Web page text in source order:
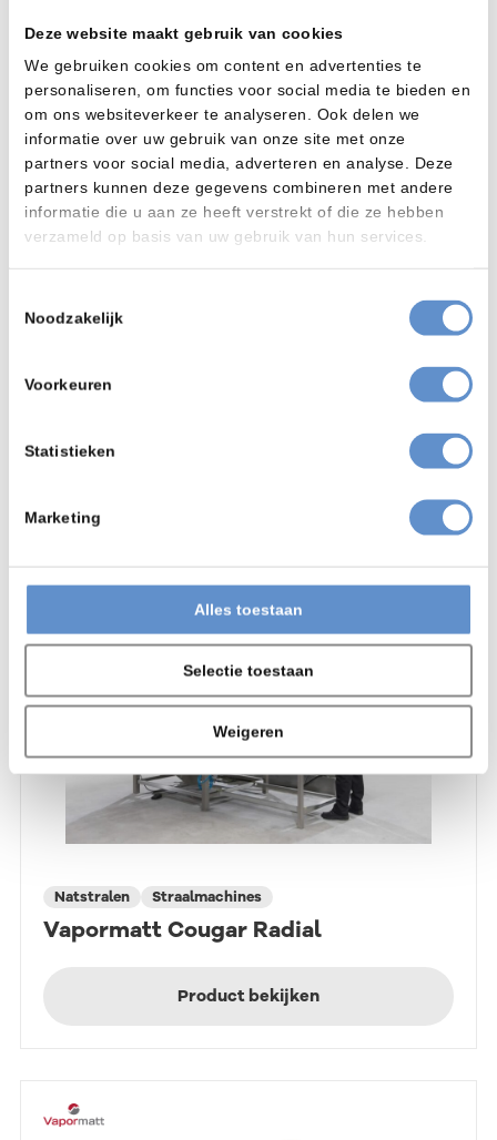
Deze website maakt gebruik van cookies
We gebruiken cookies om content en advertenties te
personaliseren, om functies voor social media te bieden en
om ons websiteverkeer te analyseren. Ook delen we
informatie over uw gebruik van onze site met onze
partners voor social media, adverteren en analyse. Deze
partners kunnen deze gegevens combineren met andere
informatie die u aan ze heeft verstrekt of die ze hebben
verzameld op basis van uw gebruik van hun services.
Noodzakelijk
Voorkeuren
Statistieken
Marketing
Alles toestaan
Selectie toestaan
Weigeren
Vapormatt Leopard Cub
Natstralen Straalmachines
Vapormatt Cougar Radial
Product bekijken